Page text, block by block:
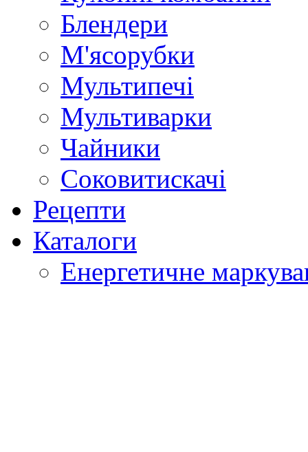
Блендери
М'ясорубки
Мультипечі
Мультиварки
Чайники
Соковитискачі
Рецепти
Каталоги
Енергетичне